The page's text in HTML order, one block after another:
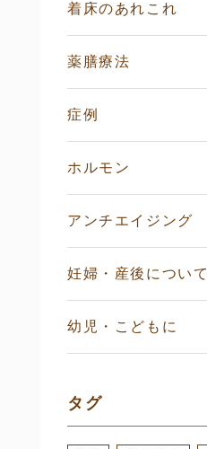
着床のあれこれ
薬膳療法
症例
ホルモン
アンチエイジング
妊婦・産後について
幼児・こどもに
タグ